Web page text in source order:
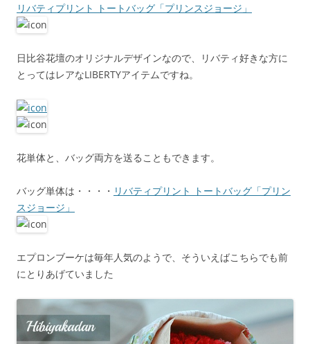
リバティプリント トートバッグ「プリンスジョージ」
日比谷花壇のオリジナルデザインなので、リバティ好きな方に
とってはレアなLIBERTYアイテムですね。
花単体と、バッグ両方を送ることもできます。
バッグ単体は・・・・ リバティプリント トートバッグ「プリン
スジョージ」
エプロンブーケは毎年人気のようで、そういえばこちらでも前
にとりあげていました